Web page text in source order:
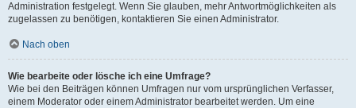
Administration festgelegt. Wenn Sie glauben, mehr Antwortmöglichkeiten als
zugelassen zu benötigen, kontaktieren Sie einen Administrator.
Nach oben
Wie bearbeite oder lösche ich eine Umfrage?
Wie bei den Beiträgen können Umfragen nur vom ursprünglichen Verfasser,
einem Moderator oder einem Administrator bearbeitet werden. Um eine